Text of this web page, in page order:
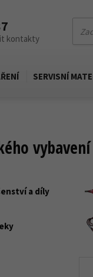
kontakty
SERVISNÍ
vybavení
a díly